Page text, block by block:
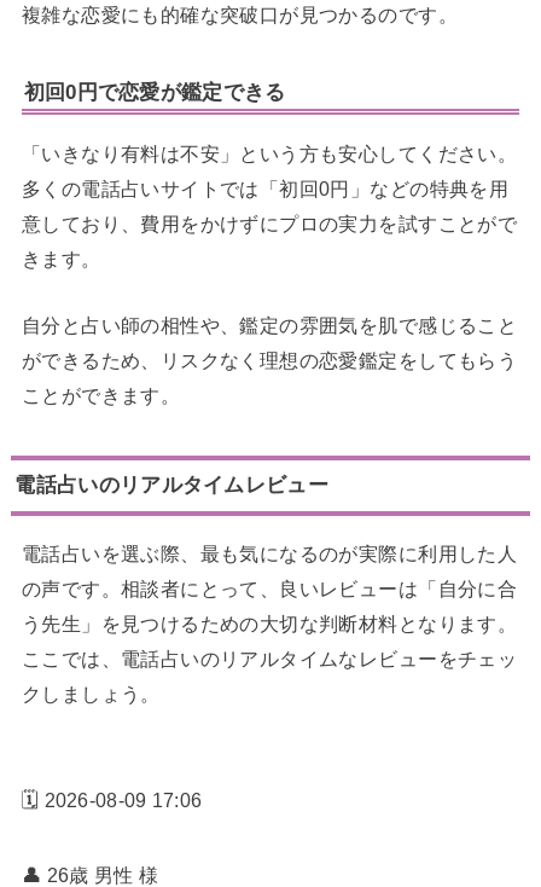
複雑な恋愛にも的確な突破口が見つかるのです。
初回0円で恋愛が鑑定できる
「いきなり有料は不安」という方も安心してください。
多くの電話占いサイトでは「初回0円」などの特典を用
意しており、費用をかけずにプロの実力を試すことがで
きます。
自分と占い師の相性や、鑑定の雰囲気を肌で感じること
ができるため、リスクなく理想の恋愛鑑定をしてもらう
ことができます。
電話占いのリアルタイムレビュー
電話占いを選ぶ際、最も気になるのが実際に利用した人
の声です。相談者にとって、良いレビューは「自分に合
う先生」を見つけるための大切な判断材料となります。
ここでは、電話占いのリアルタイムなレビューをチェッ
クしましょう。
🗓️ 2026-08-09 17:06
👤 26歳 男性 様